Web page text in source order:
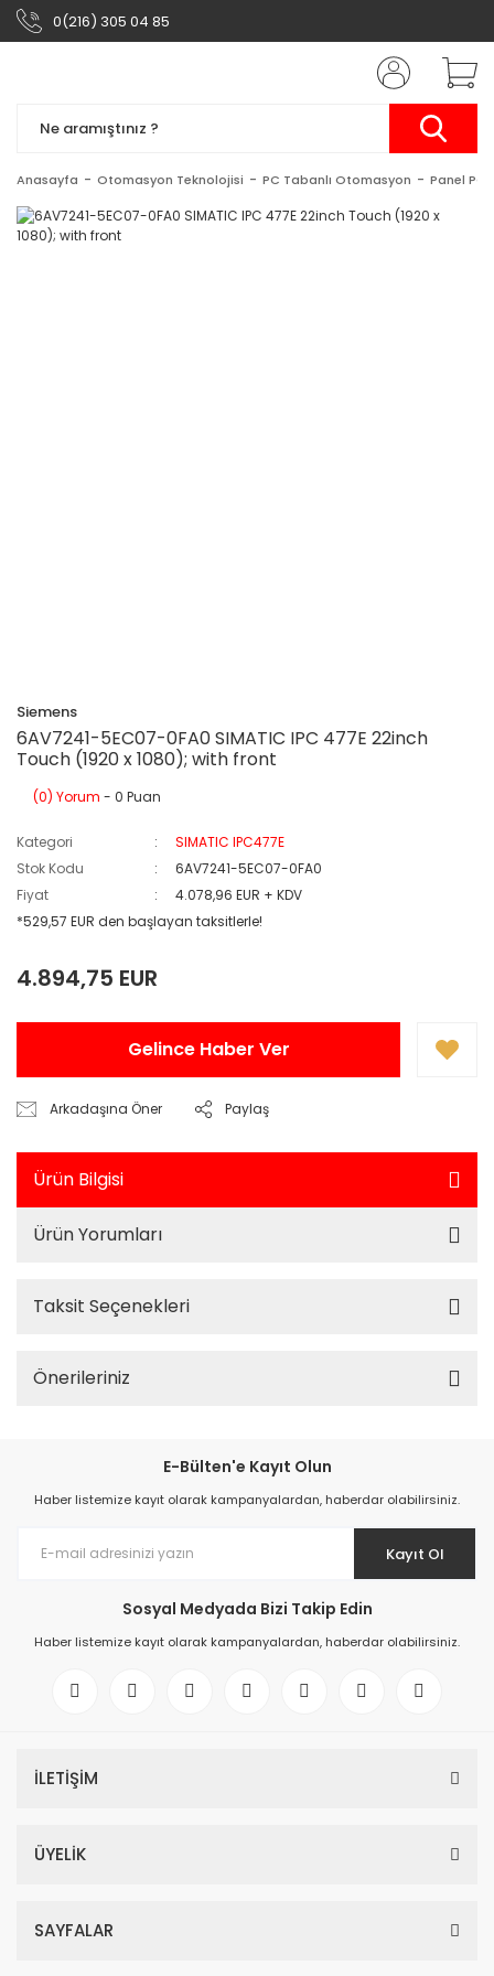
0(216) 305 04 85
Anasayfa Otomasyon Teknolojisi PC Tabanlı Otomasyon Panel
Siemens
6AV7241-5EC07-0FA0 SIMATIC IPC 477E 22inch
Touch (1920 x 1080); with front
(0) Yorum - 0 Puan
Kategori
SIMATIC IPC477E
Stok Kodu
6AV7241-5EC07-0FA0
Fiyat
4.078,96 EUR + KDV
*529,57 EUR den başlayan taksitlerle!
4.894,75 EUR
Gelince Haber Ver
Arkadaşına Öner Paylaş
Ürün Bilgisi
Ürün Yorumları
Taksit Seçenekleri
Önerileriniz
E-Bülten'e Kayıt Olun
Haber listemize kayıt olarak kampanyalardan, haberdar olabilirsiniz.
Kayıt Ol
Sosyal Medyada Bizi Takip Edin
Haber listemize kayıt olarak kampanyalardan, haberdar olabilirsiniz.
İLETİŞİM
ÜYELİK
SAYFALAR